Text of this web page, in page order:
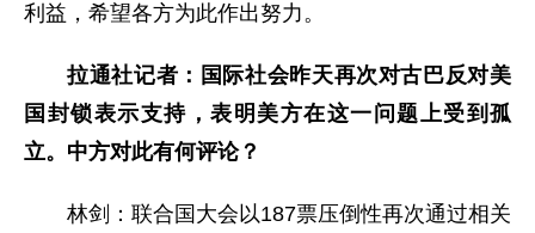
利益，希望各方为此作出努力。
拉通社记者：国际社会昨天再次对古巴反对美
国封锁表示支持，表明美方在这一问题上受到孤
立。中方对此有何评论？
林剑：联合国大会以187票压倒性再次通过相关